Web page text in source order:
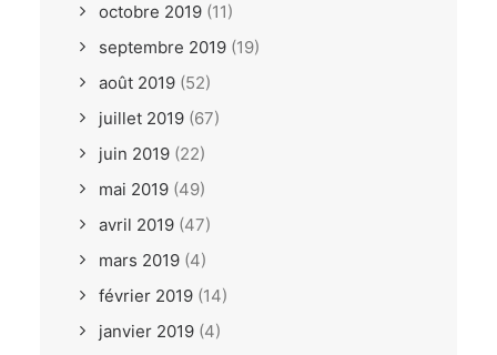
octobre 2019 (11)
septembre 2019 (19)
août 2019 (52)
juillet 2019 (67)
juin 2019 (22)
mai 2019 (49)
avril 2019 (47)
mars 2019 (4)
février 2019 (14)
janvier 2019 (4)